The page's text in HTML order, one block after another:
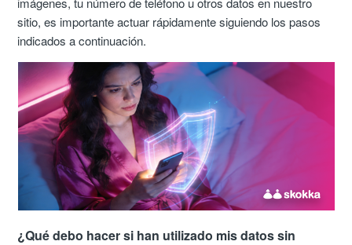
sitio, es importante actuar rápidamente siguiendo los pasos
indicados a continuación.
¿Qué debo hacer si han utilizado mis datos sin